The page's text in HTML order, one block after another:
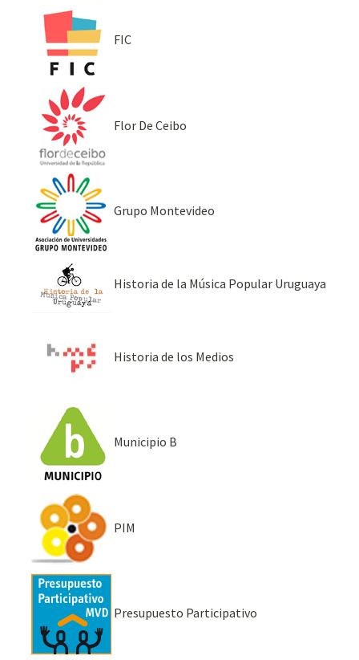
FIC
Flor De Ceibo
Grupo Montevideo
Historia de la Música Popular Uruguaya
Historia de los Medios
Municipio B
PIM
Presupuesto Participativo